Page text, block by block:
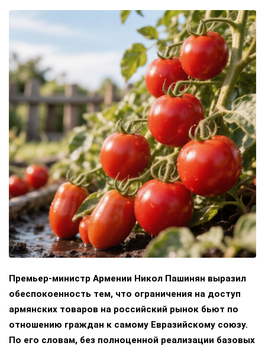
Премьер-министр Армении Никол Пашинян выразил
обеспокоенность тем, что ограничения на доступ
армянских товаров на российский рынок бьют по
отношению граждан к самому Евразийскому союзу.
По его словам, без полноценной реализации базовых